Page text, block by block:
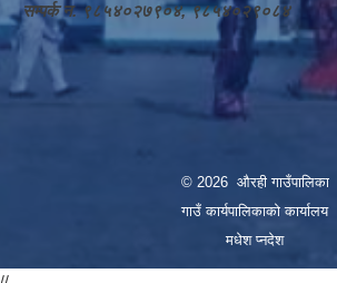
सम्पर्क न‌‍. ९८५४०२७९०४, ९८५४०२९०८४
© 2026 औरही गाउँपालिका
गाउँ कार्यपालिकाको कार्यालय
मधेश प्नदेश